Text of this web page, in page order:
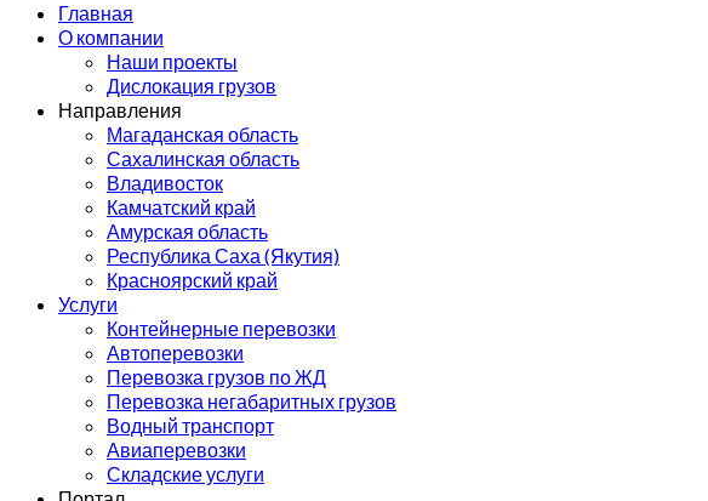
Главная
О компании
Наши проекты
Дислокация грузов
Направления
Магаданская область
Сахалинская область
Владивосток
Камчатский край
Амурская область
Республика Саха (Якутия)
Красноярский край
Услуги
Контейнерные перевозки
Автоперевозки
Перевозка грузов по ЖД
Перевозка негабаритных грузов
Водный транспорт
Авиаперевозки
Складские услуги